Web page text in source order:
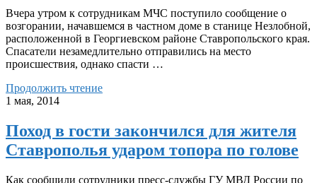
Вчера утром к сотрудникам МЧС поступило сообщение о
возгорании, начавшемся в частном доме в станице Незлобной,
расположенной в Георгиевском районе Ставропольского края.
Спасатели незамедлительно отправились на место
происшествия, однако спасти …
Продолжить чтение
1 мая, 2014
Поход в гости закончился для жителя
Ставрополья ударом топора по голове
Как сообщили сотрудники пресс-службы ГУ МВД России по